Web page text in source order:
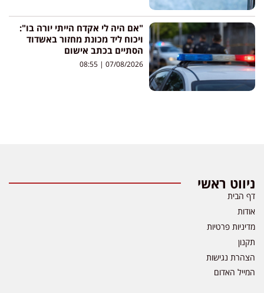
"אם היה לי אקדח הייתי יורה בו":
ויכוח ליד מכונת מחזור באשדוד
הסתיים בכתב אישום
07/08/2026
ניווט ראשי
דף הבית
אודות
מדיניות פרטיות
תקנון
הצהרת נגישות
המייל האדום